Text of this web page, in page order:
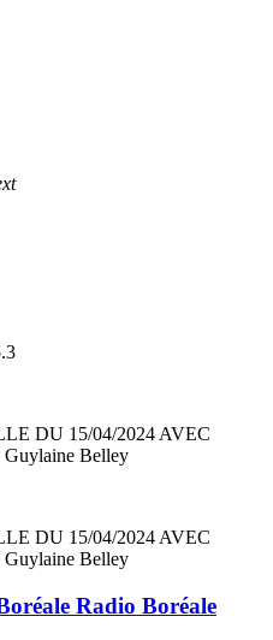
DU 15/04/2024 AVEC
Guylaine Belley
DU 15/04/2024 AVEC
Guylaine Belley
Radio Boréale